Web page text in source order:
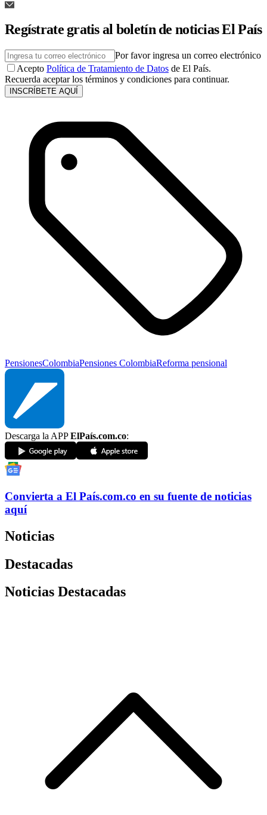
Regístrate gratis al boletín de noticias El País
Por favor ingresa un correo electrónico
Acepto Política de Tratamiento de Datos de El País.
Recuerda aceptar los términos y condiciones para continuar.
INSCRÍBETE AQUÍ
PensionesColombiaPensiones ColombiaReforma pensional
Descarga la APPElPaís.com.co:
Convierta a El País.com.co en su fuente de noticias
aquí
Noticias
Destacadas
Noticias Destacadas